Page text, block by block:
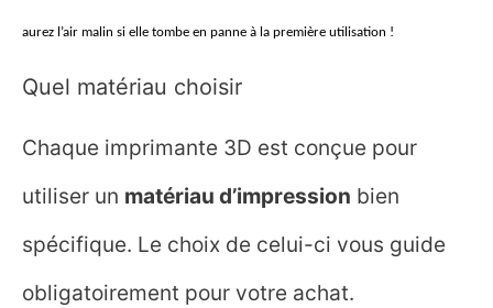
aurez l’air malin si elle tombe en panne à la première utilisation !
Quel matériau choisir
Chaque imprimante 3D est conçue pour
utiliser un matériau d’impression bien
spécifique. Le choix de celui-ci vous guide
obligatoirement pour votre achat.